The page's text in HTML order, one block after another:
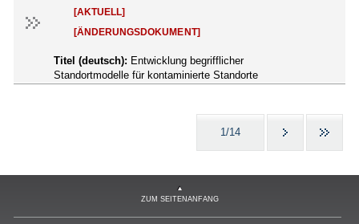
[AKTUELL]
[ÄNDERUNGSDOKUMENT]
Titel (deutsch): Entwicklung begrifflicher
Standortmodelle für kontaminierte Standorte
1/14
ZUM SEITENANFANG